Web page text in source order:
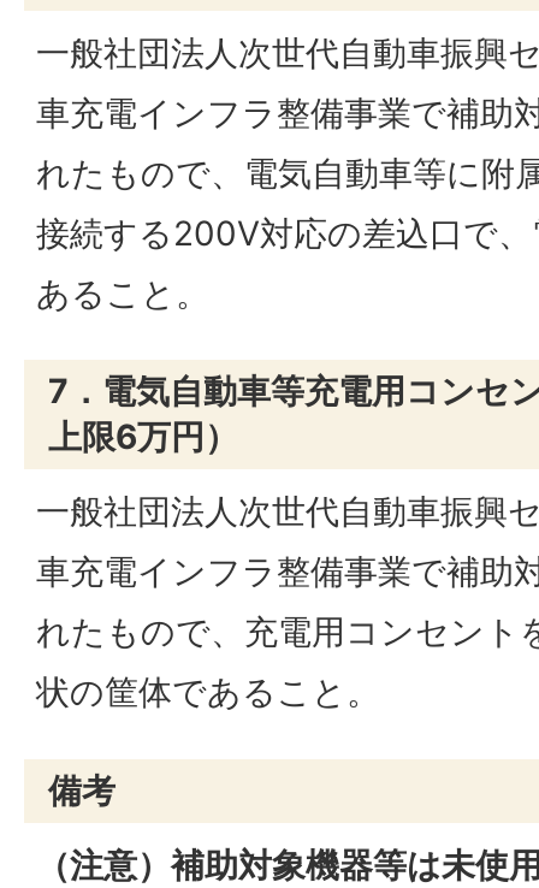
一般社団法人次世代自動車振興
車充電インフラ整備事業で補助
れたもので、電気自動車等に附
接続する200V対応の差込口で
あること。
7．電気自動車等充電用コンセ
上限6万円）
一般社団法人次世代自動車振興
車充電インフラ整備事業で補助
れたもので、充電用コンセント
状の筐体であること。
備考
（注意）補助対象機器等は未使